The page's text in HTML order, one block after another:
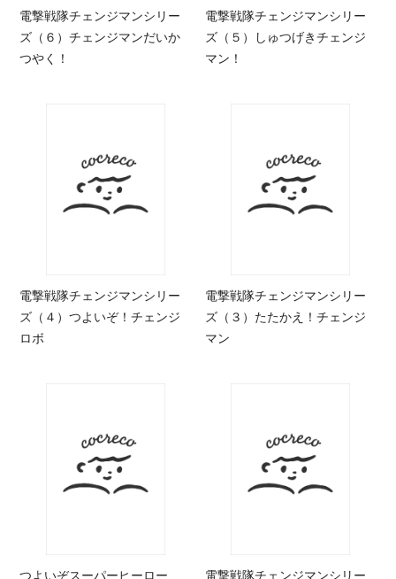
電撃戦隊チェンジマンシリー
ズ（６）チェンジマンだいか
つやく！
電撃戦隊チェンジマンシリー
ズ（５）しゅつげきチェンジ
マン！
電撃戦隊チェンジマンシリー
ズ（４）つよいぞ！チェンジ
ロボ
電撃戦隊チェンジマンシリー
ズ（３）たたかえ！チェンジ
マン
つよいぞスーパーヒーロー
電撃戦隊チェンジマンシリー